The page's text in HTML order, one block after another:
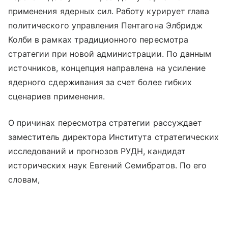
применения ядерных сил. Работу курирует глава
политического управления Пентагона Элбридж
Колби в рамках традиционного пересмотра
стратегии при новой администрации. По данным
источников, концепция направлена на усиление
ядерного сдерживания за счет более гибких
сценариев применения.
О причинах пересмотра стратегии рассуждает
заместитель директора Института стратегических
исследований и прогнозов РУДН, кандидат
исторических наук Евгений Семибратов. По его
словам,